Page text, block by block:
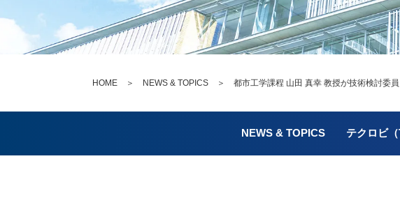
HOME ＞ NEWS & TOPICS ＞ 都市工学課程 山田 真幸 教授が技術検討委員
NEWS & TOPICS テクロビ